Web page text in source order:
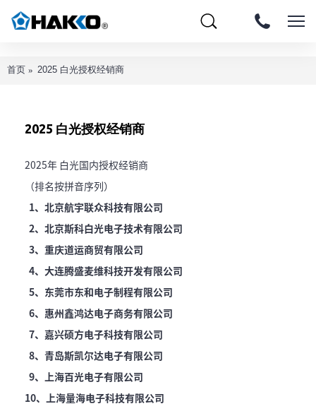
首页 2025 白光授权经销商
2025 白光授权经销商
2025年 白光国内授权经销商
（排名按拼音序列）
1、北京航宇联众科技有限公司
2、北京斯科白光电子技术有限公司
3、重庆道运商贸有限公司
4、大连腾盛麦维科技开发有限公司
5、东莞市东和电子制程有限公司
6、惠州鑫鸿达电子商务有限公司
7、嘉兴硕方电子科技有限公司
8、青岛斯凯尔达电子有限公司
9、上海百光电子有限公司
10、上海量海电子科技有限公司